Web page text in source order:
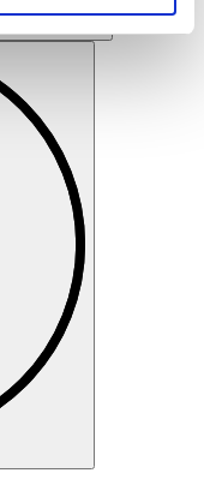
weiter. Unsere
mit
bereitgestellt
der Dienste